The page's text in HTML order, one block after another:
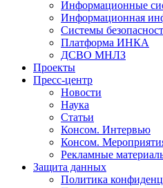
Информационные
Информационная
Системы
Платформа ИНКА
ДСВО МНЛЗ
Проекты
Пресс-центр
Новости
Наука
Статьи
Консом. Интервью
Консом.
Рекламные
Защита данных
Политика